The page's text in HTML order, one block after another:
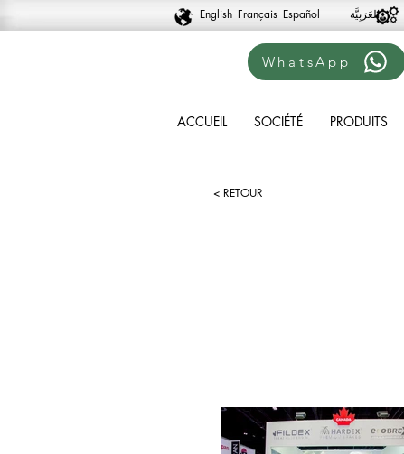
English Français Español العَرَبِيَّة‎‎
WhatsApp
< RETOUR
ACCUEIL SOCIÉTÉ PRODUITS